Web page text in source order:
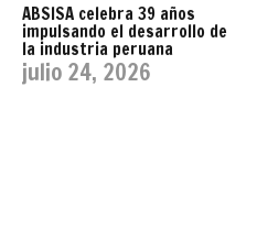
ABSISA celebra 39 años
impulsando el desarrollo de
la industria peruana
julio 24, 2026